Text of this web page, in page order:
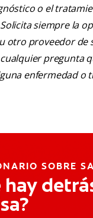
o el
siempre la
otro proveedor de
pregunta
enfermedad o
SOBRE
hay